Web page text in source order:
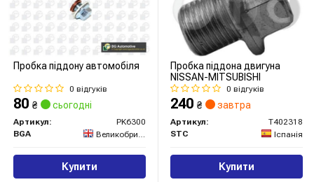
Пробка піддону автомобіля
0 відгуків
80 ₴ сьогодні
Артикул:
PK6300
BGA
Великобританія
Купити
Пробка піддона двигуна
NISSAN-MITSUBISHI
0 відгуків
240 ₴ завтра
Артикул:
T402318
STC
Іспанія
Купити